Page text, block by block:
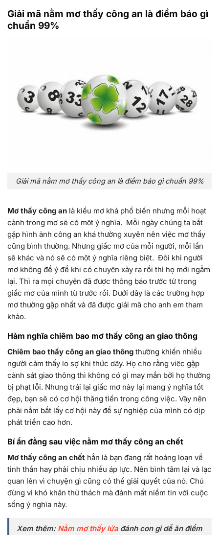
Giải mã nằm mơ thấy công an là điềm báo gì
chuẩn 99%
Giải mã nằm mơ thấy công an là điềm báo gì chuẩn 99%
Mơ thấy công an là kiểu mơ khá phổ biến nhưng mỗi hoạt
cảnh trong mơ sẽ có một ý nghĩa. Mỗi ngày chúng ta bắt
gặp hình ảnh công an khá thường xuyên nên việc mơ thấy
cũng bình thường. Nhưng giấc mơ của mỗi người, mỗi lần
sẽ khác và nó sẽ có một ý nghĩa riêng biệt. Đôi khi người
mơ không để ý để khi có chuyện xảy ra rồi thì họ mới ngẫm
lại. Thì ra mọi chuyện đã được thông báo trước từ trong
giấc mơ của mình từ trước rồi. Dưới đây là các trường hợp
mơ thường gặp nhất và đã được giải mã cho anh em tham
khảo.
Hàm nghĩa chiêm bao mơ thấy công an giao thông
Chiêm bao thấy công an giao thông thường khiến nhiều
người cảm thấy lo sợ khi thức dậy. Họ cho rằng việc gặp
cảnh sát giao thông thì không có gì may mắn bởi họ thường
bị phạt lỗi. Nhưng trái lại giấc mơ này lại mang ý nghĩa tốt
đẹp, bạn sẽ có cơ hội thăng tiến trong công việc. Vậy nên
phải nắm bắt lấy cơ hội này để sự nghiệp của mình có dịp
phát triển cao hơn.
Bí ẩn đằng sau việc nằm mơ thấy công an chết
Mơ thấy công an chết hẳn là bạn đang rất hoảng loạn về
tinh thần hay phải chịu nhiều áp lực. Nên bình tâm lại và lạc
quan lên vì chuyện gì cũng có thể giải quyết của nó. Chú
đừng vì khó khăn thử thách mà đánh mất niềm tin với cuộc
sống ý nghĩa này.
Xem thêm: Nằm mơ thấy lửa đánh con gì dễ ăn điểm